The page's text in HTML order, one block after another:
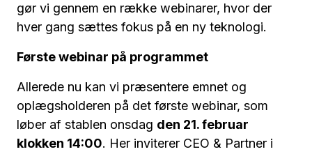
gør vi gennem en række webinarer, hvor der
hver gang sættes fokus på en ny teknologi.
Første webinar på programmet
Allerede nu kan vi præsentere emnet og
oplægsholderen på det første webinar, som
løber af stablen onsdag den 21. februar
klokken 14:00. Her inviterer CEO & Partner i